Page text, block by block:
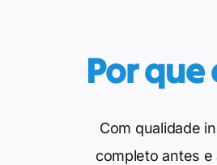
Por que
Com qualidade
completo antes e